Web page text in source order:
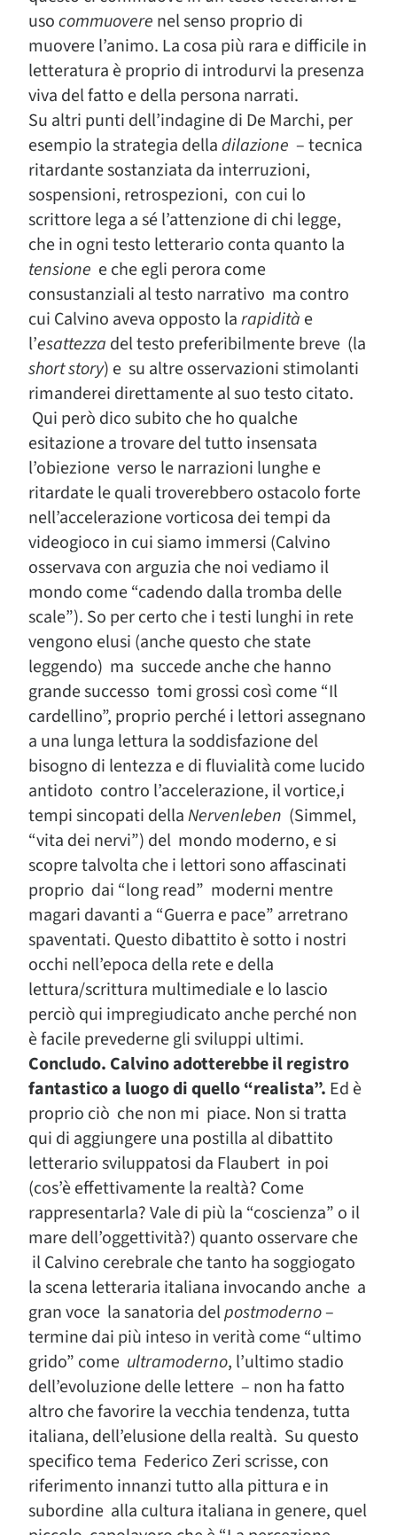
usocommuovere nel senso proprio di
muovere l’animo. La cosa più rara e difficile in
letteratura è proprio di introdurvi la presenza
viva del fatto e della persona narrati.
Su altri punti dell’indagine di De Marchi, per
esempio la strategia delladilazione – tecnica
ritardante sostanziata da interruzioni,
sospensioni, retrospezioni, con cui lo
scrittore lega a sé l’attenzione di chi legge,
che in ogni testo letterario conta quanto la
tensione e che egli perora come
consustanziali al testo narrativo ma contro
cui Calvino aveva opposto larapidità e
l’esattezza del testo preferibilmente breve (la
short story) e su altre osservazioni stimolanti
rimanderei direttamente al suo testo citato.
Qui però dico subito che ho qualche
esitazione a trovare del tutto insensata
l’obiezione verso le narrazioni lunghe e
ritardate le quali troverebbero ostacolo forte
nell’accelerazione vorticosa dei tempi da
videogioco in cui siamo immersi (Calvino
osservava con arguzia che noi vediamo il
mondo come “cadendo dalla tromba delle
scale”). So per certo che i testi lunghi in rete
vengono elusi (anche questo che state
leggendo) ma succede anche che hanno
grande successo tomi grossi così come “Il
cardellino”, proprio perché i lettori assegnano
a una lunga lettura la soddisfazione del
bisogno di lentezza e di fluvialità come lucido
antidoto contro l’accelerazione, il vortice,i
tempi sincopati dellaNervenleben (Simmel,
“vita dei nervi”) del mondo moderno, e si
scopre talvolta che i lettori sono affascinati
proprio dai “long read” moderni mentre
magari davanti a “Guerra e pace” arretrano
spaventati. Questo dibattito è sotto i nostri
occhi nell’epoca della rete e della
lettura/scrittura multimediale e lo lascio
perciò qui impregiudicato anche perché non
è facile prevederne gli sviluppi ultimi.
Concludo. Calvino adotterebbe il registro
fantastico a luogo di quello “realista”. Ed è
proprio ciò che non mi piace. Non si tratta
qui di aggiungere una postilla al dibattito
letterario sviluppatosi da Flaubert in poi
(cos’è effettivamente la realtà? Come
rappresentarla? Vale di più la “coscienza” o il
mare dell’oggettività?) quanto osservare che
il Calvino cerebrale che tanto ha soggiogato
la scena letteraria italiana invocando anche a
gran voce la sanatoria delpostmoderno–
termine dai più inteso in verità come “ultimo
grido” come ultramoderno, l’ultimo stadio
dell’evoluzione delle lettere – non ha fatto
altro che favorire la vecchia tendenza, tutta
italiana, dell’elusione della realtà. Su questo
specifico tema Federico Zeri scrisse, con
riferimento innanzi tutto alla pittura e in
subordine alla cultura italiana in genere, quel